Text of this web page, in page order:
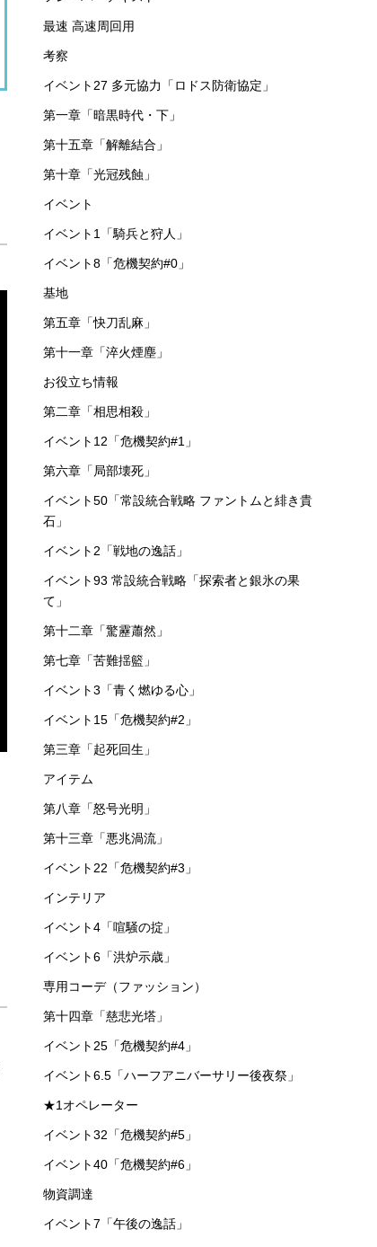
最速 高速周回用
考察
イベント27 多元協力「ロドス防衛協定」
第一章「暗黒時代・下」
第十五章「解離結合」
第十章「光冠残蝕」
イベント
イベント1「騎兵と狩人」
イベント8「危機契約#0」
基地
第五章「快刀乱麻」
第十一章「淬火煙塵」
お役立ち情報
第二章「相思相殺」
イベント12「危機契約#1」
第六章「局部壊死」
イベント50「常設統合戦略 ファントムと緋き貴
石」
イベント2「戦地の逸話」
イベント93 常設統合戦略「探索者と銀氷の果
て」
第十二章「驚靂蕭然」
第七章「苦難揺籃」
イベント3「青く燃ゆる心」
イベント15「危機契約#2」
第三章「起死回生」
アイテム
第八章「怒号光明」
第十三章「悪兆渦流」
イベント22「危機契約#3」
インテリア
イベント4「喧騒の掟」
イベント6「洪炉示歳」
専用コーデ（ファッション）
第十四章「慈悲光塔」
イベント25「危機契約#4」
イベント6.5「ハーフアニバーサリー後夜祭」
★1オペレーター
イベント32「危機契約#5」
イベント40「危機契約#6」
物資調達
イベント7「午後の逸話」